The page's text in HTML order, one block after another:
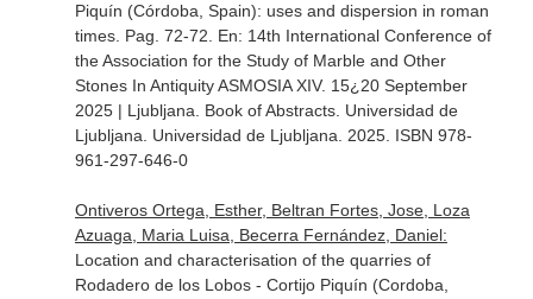
Piquín (Córdoba, Spain): uses and dispersion in roman
times. Pag. 72-72. En: 14th International Conference of
the Association for the Study of Marble and Other
Stones In Antiquity ASMOSIA XIV. 15¿20 September
2025 | Ljubljana. Book of Abstracts. Universidad de
Ljubljana. Universidad de Ljubljana. 2025. ISBN 978-
961-297-646-0
Ontiveros Ortega, Esther, Beltran Fortes, Jose, Loza
Azuaga, Maria Luisa, Becerra Fernández, Daniel:
Location and characterisation of the quarries of
Rodadero de los Lobos - Cortijo Piquín (Cordoba,